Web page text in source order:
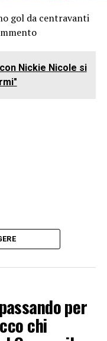
gol da centravanti
Nickie Nicole si
per
chi